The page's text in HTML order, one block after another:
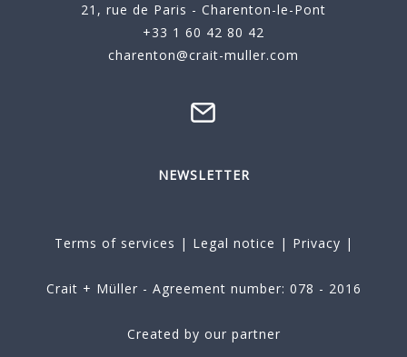
21, rue de Paris - Charenton-le-Pont
+33 1 60 42 80 42
charenton@crait-muller.com
NEWSLETTER
Terms of services | Legal notice | Privacy |
Crait + Müller - Agreement number: 078 - 2016
Created by our partner